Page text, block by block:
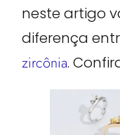
neste artigo
diferença
zircônia.